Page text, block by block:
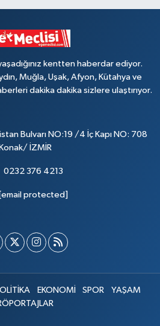
kentten haberdar ediyor.
Muğla, Uşak, Afyon, Kütahya ve
dakika dakika sizlere ulaştırıyor.
Bulvarı NO:19 /4 İç Kapı NO: 708
Konak/ İZMİR
0232 376 4213
[email protected]
EKONOMİ SPOR
YAŞAM